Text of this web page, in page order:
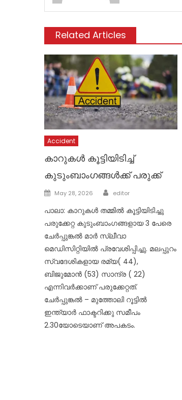
Related Articles
Accident
കാറുകൾ കൂട്ടിയിടിച്ച്
കുടുംബാം​ഗങ്ങൾക്ക് പരുക്ക്
Posted
May 28, 2026 Author
editor
പാലാ: കാറുകൾ തമ്മിൽ കൂട്ടിയിടിച്ചു
പരുക്കേറ്റ കുടുംബാം​ഗങ്ങളായ 3 പേരെ
ചേർപ്പുങ്കൽ മാർ സ്ലീവാ
മെഡിസിറ്റിയിൽ പ്രവേശിപ്പിച്ചു. മലപ്പുറം
സ്വദേശികളായ രമ്യ( 44),
ബിജുമോൻ (53) സാന്ദ്ര ( 22)
എന്നിവർക്കാണ് പരുക്കേറ്റത്.
ചേർപ്പുങ്കൽ – മുത്തോലി റൂട്ടിൽ
ഇന്ത്യാർ ഫാക്ടറിക്കു സമീപം
2.30യോടെയാണ് അപകടം.